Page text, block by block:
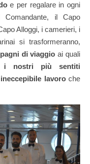
e per regalare in ogni
il Capo
Alloggi, i camerieri, i
si trasformeranno,
di viaggio ai quali
i nostri più sentiti
lavoroche